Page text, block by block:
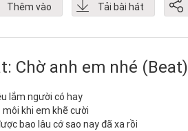
Thêm vào Tải bài hát
Chờ anh em nhé (Beat)
lắm người có hay
khi em khẽ cười
bao lâu cớ sao nay đã xa rồi